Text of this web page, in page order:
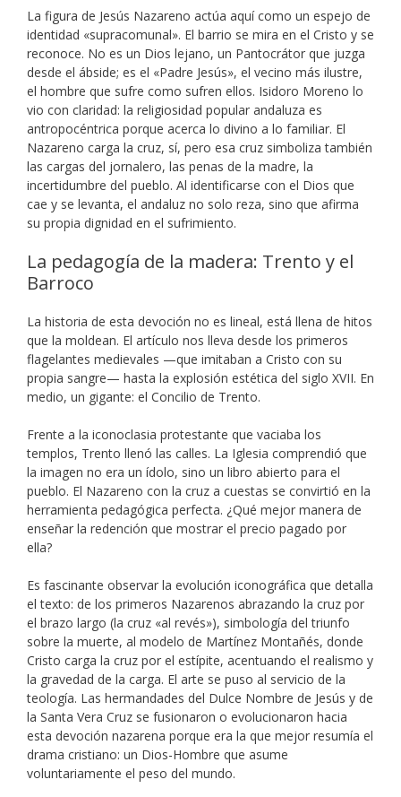
La figura de Jesús Nazareno actúa aquí como un espejo de
identidad «supracomunal». El barrio se mira en el Cristo y se
reconoce. No es un Dios lejano, un Pantocrátor que juzga
desde el ábside; es el «Padre Jesús», el vecino más ilustre,
el hombre que sufre como sufren ellos. Isidoro Moreno lo
vio con claridad: la religiosidad popular andaluza es
antropocéntrica porque acerca lo divino a lo familiar. El
Nazareno carga la cruz, sí, pero esa cruz simboliza también
las cargas del jornalero, las penas de la madre, la
incertidumbre del pueblo. Al identificarse con el Dios que
cae y se levanta, el andaluz no solo reza, sino que afirma
su propia dignidad en el sufrimiento.
La pedagogía de la madera: Trento y el
Barroco
La historia de esta devoción no es lineal, está llena de hitos
que la moldean. El artículo nos lleva desde los primeros
flagelantes medievales —que imitaban a Cristo con su
propia sangre— hasta la explosión estética del siglo XVII. En
medio, un gigante: el Concilio de Trento.
Frente a la iconoclasia protestante que vaciaba los
templos, Trento llenó las calles. La Iglesia comprendió que
la imagen no era un ídolo, sino un libro abierto para el
pueblo. El Nazareno con la cruz a cuestas se convirtió en la
herramienta pedagógica perfecta. ¿Qué mejor manera de
enseñar la redención que mostrar el precio pagado por
ella?
Es fascinante observar la evolución iconográfica que detalla
el texto: de los primeros Nazarenos abrazando la cruz por
el brazo largo (la cruz «al revés»), simbología del triunfo
sobre la muerte, al modelo de Martínez Montañés, donde
Cristo carga la cruz por el estípite, acentuando el realismo y
la gravedad de la carga. El arte se puso al servicio de la
teología. Las hermandades del Dulce Nombre de Jesús y de
la Santa Vera Cruz se fusionaron o evolucionaron hacia
esta devoción nazarena porque era la que mejor resumía el
drama cristiano: un Dios-Hombre que asume
voluntariamente el peso del mundo.